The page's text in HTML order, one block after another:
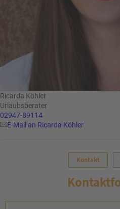
Ricarda Köhler
Urlaubsberater
02947-89114
E-Mail an Ricarda Köhler
Kontakt